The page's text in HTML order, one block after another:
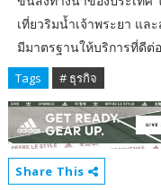
เที่ยวริมน้ำเจ้าพระยา แล
มีมาตรฐานให้บริการที่ดีต่
Tags # ธุรกิจ
Share This